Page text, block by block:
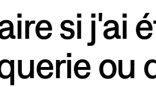
si j'ai
ou